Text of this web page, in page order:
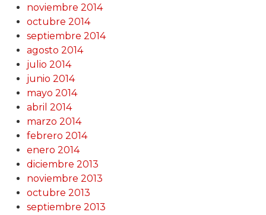
noviembre 2014
octubre 2014
septiembre 2014
agosto 2014
julio 2014
junio 2014
mayo 2014
abril 2014
marzo 2014
febrero 2014
enero 2014
diciembre 2013
noviembre 2013
octubre 2013
septiembre 2013